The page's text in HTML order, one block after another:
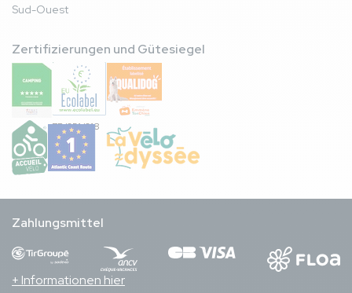
Sud-Ouest
Zertifizierungen und Gütesiegel
FR/051/018
Zahlungsmittel
+ Informationen hier